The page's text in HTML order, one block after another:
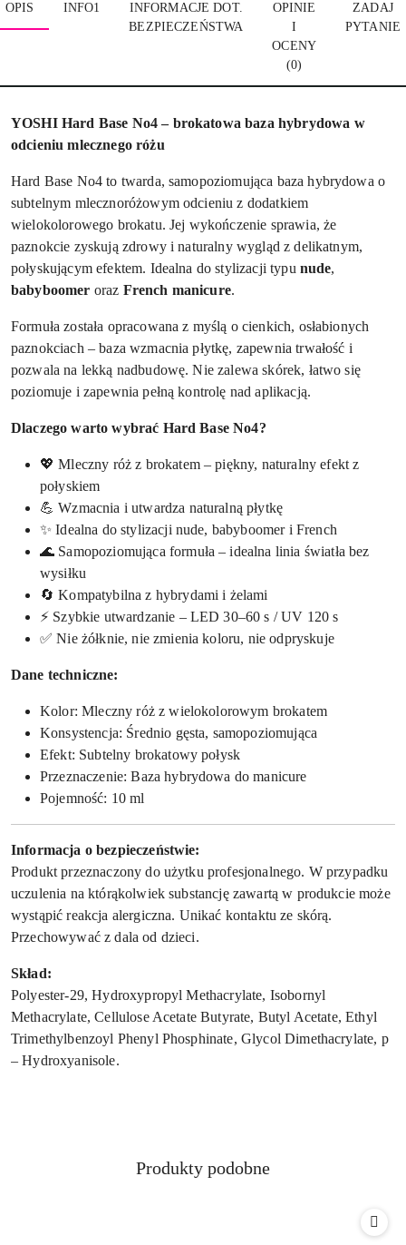
OPIS INFO1
INFORMACJE DOT.
BEZPIECZEŃSTWA
OPINIE
I
OCENY
(0)
ZADAJ
PYTANIE
YOSHI Hard Base No4 – brokatowa baza hybrydowa w
odcieniu mlecznego różu
Hard Base No4 to twarda, samopoziomująca baza hybrydowa o
subtelnym mlecznoróżowym odcieniu z dodatkiem
wielokolorowego brokatu. Jej wykończenie sprawia, że
paznokcie zyskują zdrowy i naturalny wygląd z delikatnym,
połyskującym efektem. Idealna do stylizacji typu nude,
babyboomer oraz French manicure.
Formuła została opracowana z myślą o cienkich, osłabionych
paznokciach – baza wzmacnia płytkę, zapewnia trwałość i
pozwala na lekką nadbudowę. Nie zalewa skórek, łatwo się
poziomuje i zapewnia pełną kontrolę nad aplikacją.
Dlaczego warto wybrać Hard Base No4?
💖 Mleczny róż z brokatem – piękny, naturalny efekt z
połyskiem
💪 Wzmacnia i utwardza naturalną płytkę
✨ Idealna do stylizacji nude, babyboomer i French
🌊 Samopoziomująca formuła – idealna linia światła bez
wysiłku
🔄 Kompatybilna z hybrydami i żelami
⚡ Szybkie utwardzanie – LED 30–60 s / UV 120 s
✅ Nie żółknie, nie zmienia koloru, nie odpryskuje
Dane techniczne:
Kolor: Mleczny róż z wielokolorowym brokatem
Konsystencja: Średnio gęsta, samopoziomująca
Efekt: Subtelny brokatowy połysk
Przeznaczenie: Baza hybrydowa do manicure
Pojemność: 10 ml
Informacja o bezpieczeństwie:
Produkt przeznaczony do użytku profesjonalnego. W przypadku
uczulenia na którąkolwiek substancję zawartą w produkcie może
wystąpić reakcja alergiczna. Unikać kontaktu ze skórą.
Przechowywać z dala od dzieci.
Skład:
Polyester-29, Hydroxypropyl Methacrylate, Isobornyl
Methacrylate, Cellulose Acetate Butyrate, Butyl Acetate, Ethyl
Trimethylbenzoyl Phenyl Phosphinate, Glycol Dimethacrylate, p
– Hydroxyanisole.
Pomiń karuzelę produktów
Produkty
Produkty podobne